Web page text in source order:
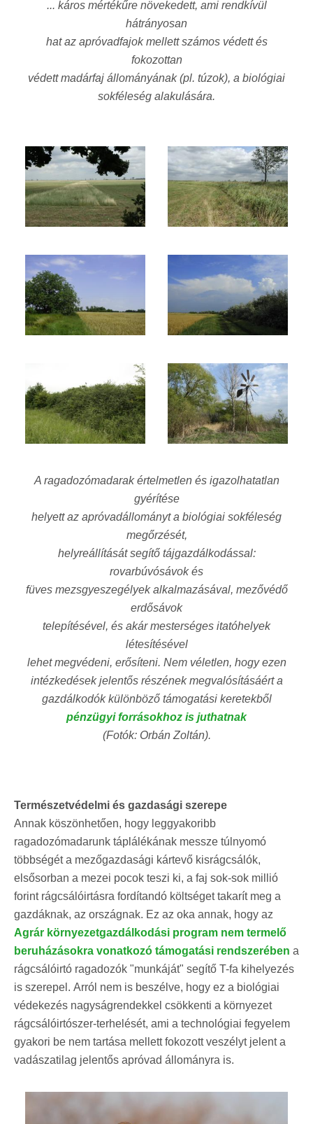
... káros mértékűre növekedett, ami rendkívül
hátrányosan
hat az apróvadfajok mellett számos védett és
fokozottan
védett madárfaj állományának (pl. túzok), a biológiai
sokféleség alakulására.
A ragadozómadarak értelmetlen és igazolhatatlan
gyérítése
helyett az apróvadállományt a biológiai sokféleség
megőrzését,
helyreállítását segítő tájgazdálkodással:
rovarbúvósávok és
füves mezsgyeszegélyek alkalmazásával, mezővédő
erdősávok
telepítésével, és akár mesterséges itatóhelyek
létesítésével
lehet megvédeni, erősíteni. Nem véletlen, hogy ezen
intézkedések jelentős részének megvalósításáért a
gazdálkodók különböző támogatási keretekből
pénzügyi forrásokhoz is juthatnak
(Fotók: Orbán Zoltán).
Természetvédelmi és gazdasági szerepe
Annak köszönhetően, hogy leggyakoribb
ragadozómadarunk táplálékának messze túlnyomó
többségét a mezőgazdasági kártevő kisrágcsálók,
elsősorban a mezei pocok teszi ki, a faj sok-sok millió
forint rágcsálóirtásra fordítandó költséget takarít meg a
gazdáknak, az országnak. Ez az oka annak, hogy az
Agrár környezetgazdálkodási program nem termelő
beruházásokra vonatkozó támogatási rendszerében a
rágcsálóirtó ragadozók "munkáját" segítő T-fa kihelyezés
is szerepel. Arról nem is beszélve, hogy ez a biológiai
védekezés nagyságrendekkel csökkenti a környezet
rágcsálóirtószer-terhelését, ami a technológiai fegyelem
gyakori be nem tartása mellett fokozott veszélyt jelent a
vadászatilag jelentős apróvad állományra is.